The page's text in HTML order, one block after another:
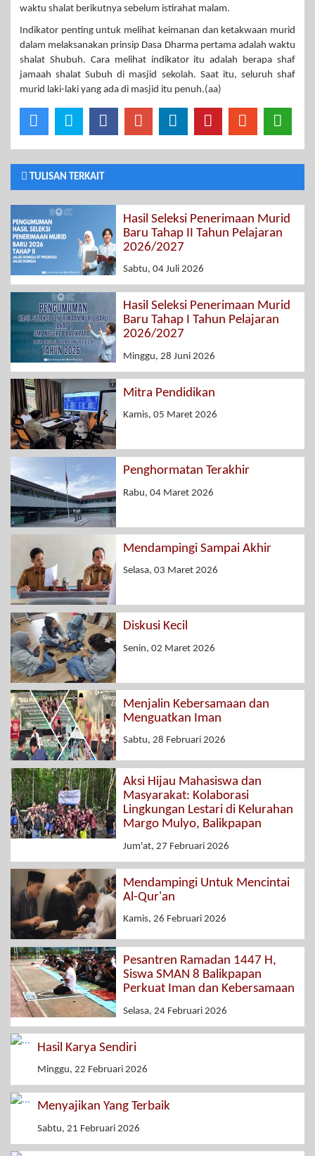
waktu shalat berikutnya sebelum istirahat malam.
Indikator penting untuk melihat keimanan dan ketakwaan murid
dalam melaksanakan prinsip Dasa Dharma pertama adalah waktu
shalat Shubuh. Cara melihat indikator itu adalah berapa shaf
jamaah shalat Subuh di masjid sekolah. Saat itu, seluruh shaf
murid laki-laki yang ada di masjid itu penuh.(aa)
TULISAN TERKAIT
Hasil Seleksi Penerimaan Murid
Baru Tahap II Tahun Pelajaran
2026/2027
Sabtu, 04 Juli 2026
Hasil Seleksi Penerimaan Murid
Baru Tahap I Tahun Pelajaran
2026/2027
Minggu, 28 Juni 2026
Mitra Pendidikan
Kamis, 05 Maret 2026
Penghormatan Terakhir
Rabu, 04 Maret 2026
Mendampingi Sampai Akhir
Selasa, 03 Maret 2026
Diskusi Kecil
Senin, 02 Maret 2026
Menjalin Kebersamaan dan
Menguatkan Iman
Sabtu, 28 Februari 2026
Aksi Hijau Mahasiswa dan
Masyarakat: Kolaborasi
Lingkungan Lestari di Kelurahan
Margo Mulyo, Balikpapan
Jum'at, 27 Februari 2026
Mendampingi Untuk Mencintai
Al-Qur'an
Kamis, 26 Februari 2026
Pesantren Ramadan 1447 H,
Siswa SMAN 8 Balikpapan
Perkuat Iman dan Kebersamaan
Selasa, 24 Februari 2026
Hasil Karya Sendiri
Minggu, 22 Februari 2026
Menyajikan Yang Terbaik
Sabtu, 21 Februari 2026